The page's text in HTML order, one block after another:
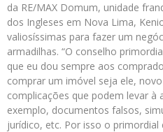
da RE/MAX Domum, unidade
dos Ingleses em Nova Lima,
valiosíssimas para fazer um
armadilhas. “O conselho
que eu dou sempre aos
comprar um imóvel seja ele,
complicações que podem levar à
exemplo, documentos falsos,
jurídico, etc. Por isso o